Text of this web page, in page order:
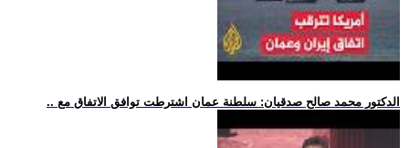
.. الدكتور محمد صالح صدقيان: سلطنة عمان اشترطت توافق الاتفاق مع